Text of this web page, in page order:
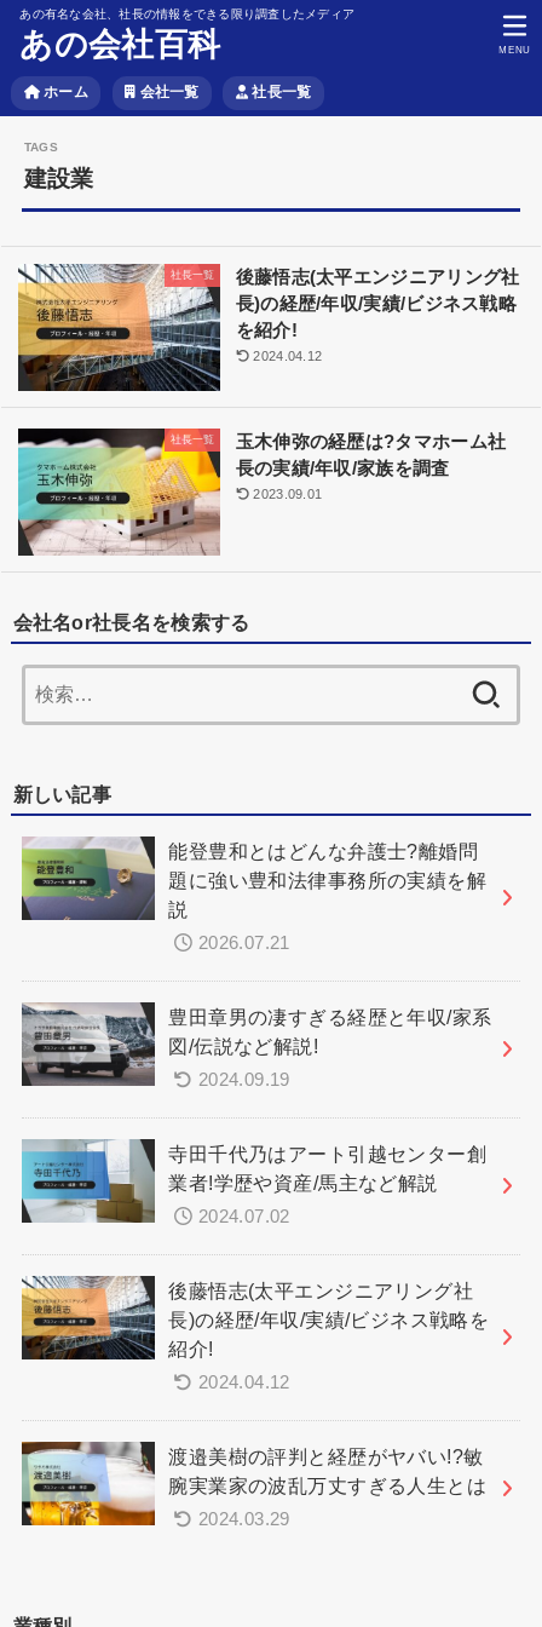
あの有名な会社、社長の情報をできる限り調査したメディア
あの会社百科
ホーム 会社一覧 社長一覧
MENU
建設業
社長一覧
後藤悟志(太平エンジニアリング社
長)の経歴/年収/実績/ビジネス戦略
を紹介!
2024.04.12
社長一覧
玉木伸弥の経歴は?タマホーム社
長の実績/年収/家族を調査
2023.09.01
会社名or社長名を検索する
索:
新しい記事
能登豊和とはどんな弁護士?離婚問
題に強い豊和法律事務所の実績を解
説
2026.07.21
豊田章男の凄すぎる経歴と年収/家系
図/伝説など解説!
2024.09.19
寺田千代乃はアート引越センター創
業者!学歴や資産/馬主など解説
2024.07.02
後藤悟志(太平エンジニアリング社
長)の経歴/年収/実績/ビジネス戦略を
紹介!
2024.04.12
渡邉美樹の評判と経歴がヤバい!?敏
腕実業家の波乱万丈すぎる人生とは
2024.03.29